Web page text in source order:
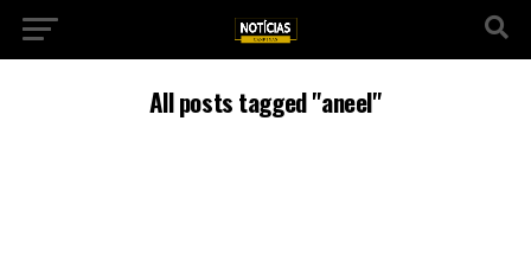
All posts tagged "aneel"